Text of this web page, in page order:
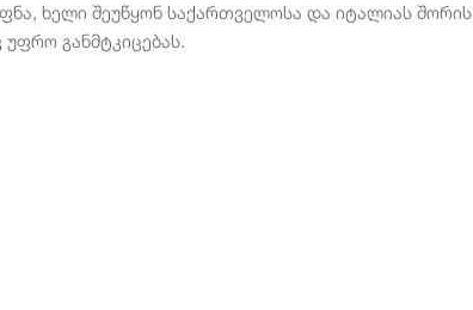
ხელი შეუწყონ საქართველოსა და იტალიას შორის
განმტკიცებას.